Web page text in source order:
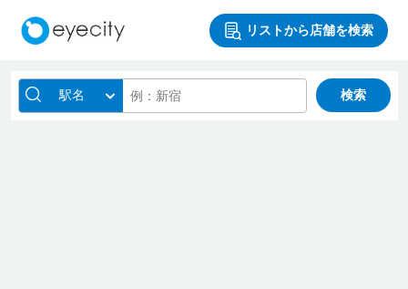
リストから店舗を検索
駅名 検索